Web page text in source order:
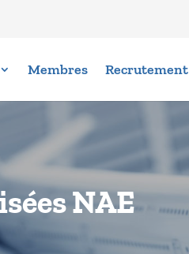
Membres Recrutement
NAE